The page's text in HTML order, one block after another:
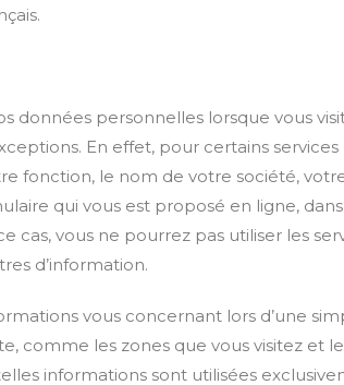
données personnelles lorsque vous
En effet, pour certains
fonction, le nom de votre société,
qui vous est proposé en ligne,
vous ne pourrez pas utiliser les
d’information.
vous concernant lors d’une
comme les zones que vous visitez et
informations sont utilisées